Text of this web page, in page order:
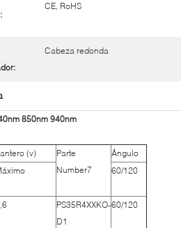
CE, RoHS
Cabeza redonda
850nm 940nm
(v)
Parte
Number7
Ángulo
60/120
PS35R4XXKO-
D1
60/120